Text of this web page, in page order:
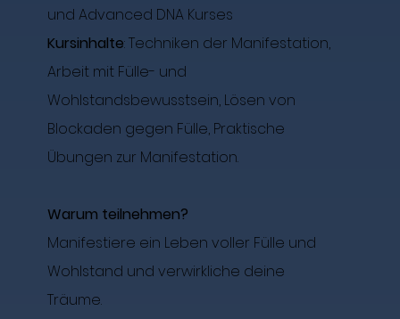
und Advanced DNA Kurses
Kursinhalte: Techniken der Manifestation,
Arbeit mit Fülle- und
Wohlstandsbewusstsein, Lösen von
Blockaden gegen Fülle, Praktische
Übungen zur Manifestation.
Warum teilnehmen?
Manifestiere ein Leben voller Fülle und
Wohlstand und verwirkliche deine
Träume.